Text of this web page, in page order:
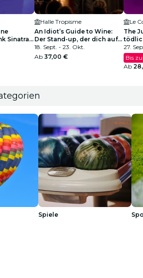
Sinatra
Halle Tropisme
An Idiot’s Guide to Wine:
Der Stand-up, der dich auf
Partys interessant macht
18. Sept. - 23. Okt.
Ab 37,00 €
Le
The
27.
Bis
Ab
Spiele